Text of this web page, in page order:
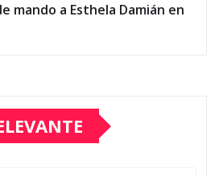
mando a Esthela Damián en